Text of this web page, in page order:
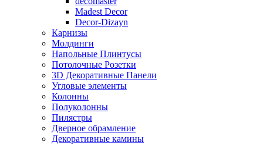
Madest Decor
Decor-Dizayn
Карнизы
Молдинги
Напольные Плинтусы
Потолочные Розетки
3D Декоративные Панели
Угловые элементы
Колонны
Полуколонны
Пилястры
Дверное обрамление
Декоративные камины